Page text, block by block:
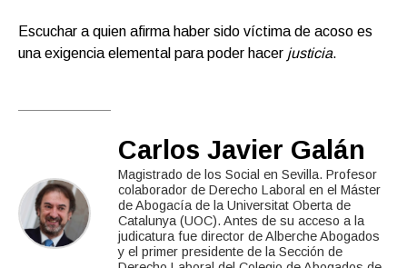
Escuchar a quien afirma haber sido víctima de acoso es
una exigencia elemental para poder hacer justicia.
Carlos Javier Galán
Magistrado de los Social en Sevilla. Profesor
colaborador de Derecho Laboral en el Máster
de Abogacía de la Universitat Oberta de
Catalunya (UOC). Antes de su acceso a la
judicatura fue director de Alberche Abogados
y el primer presidente de la Sección de